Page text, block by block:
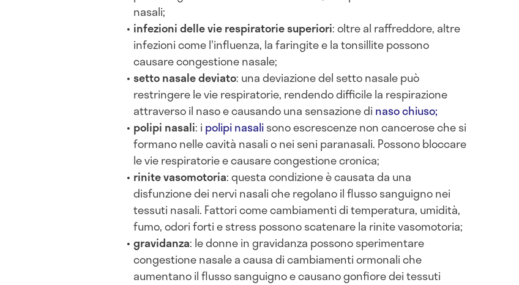
nasali;
infezioni delle vie respiratorie superiori: oltre al raffreddore, altre
infezioni come l'influenza, la faringite e la tonsillite possono
causare congestione nasale;
setto nasale deviato: una deviazione del setto nasale può
restringere le vie respiratorie, rendendo difficile la respirazione
attraverso il naso e causando una sensazione di naso chiuso;
polipi nasali: i polipi nasalisono escrescenze non cancerose che si
formano nelle cavità nasali o nei seni paranasali. Possono bloccare
le vie respiratorie e causare congestione cronica;
rinite vasomotoria: questa condizione è causata da una
disfunzione dei nervi nasali che regolano il flusso sanguigno nei
tessuti nasali. Fattori come cambiamenti di temperatura, umidità,
fumo, odori forti e stress possono scatenare la rinite vasomotoria;
gravidanza: le donne in gravidanza possono sperimentare
congestione nasale a causa di cambiamenti ormonali che
aumentano il flusso sanguigno e causano gonfiore dei tessuti